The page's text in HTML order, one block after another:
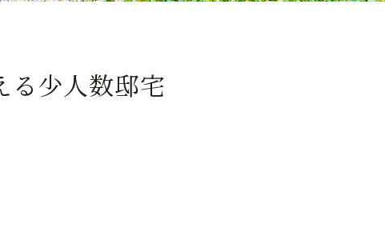
る少人数邸宅